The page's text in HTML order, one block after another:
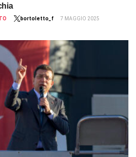
bortoletto_f 7 MAGGIO 2025